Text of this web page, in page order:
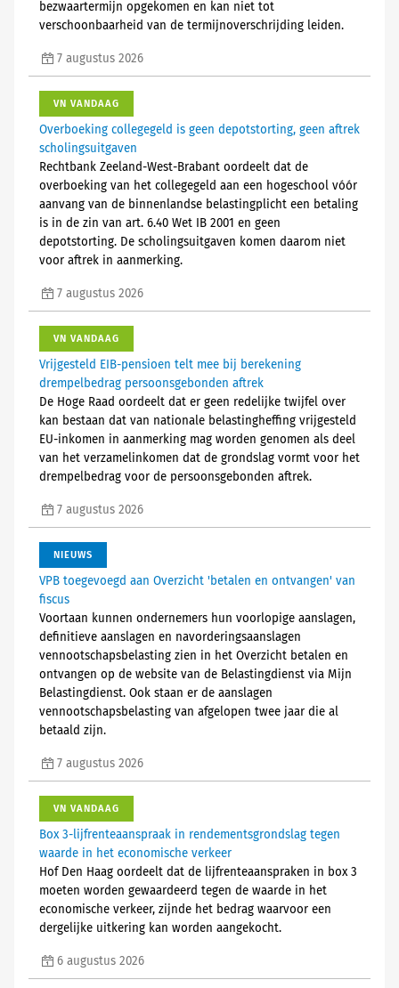
bezwaartermijn opgekomen en kan niet tot
verschoonbaarheid van de termijnoverschrijding leiden.
7 augustus 2026
VN VANDAAG
Overboeking collegegeld is geen depotstorting, geen aftrek
scholingsuitgaven
Rechtbank Zeeland-West-Brabant oordeelt dat de
overboeking van het collegegeld aan een hogeschool vóór
aanvang van de binnenlandse belastingplicht een betaling
is in de zin van art. 6.40 Wet IB 2001 en geen
depotstorting. De scholingsuitgaven komen daarom niet
voor aftrek in aanmerking.
7 augustus 2026
VN VANDAAG
Vrijgesteld EIB-pensioen telt mee bij berekening
drempelbedrag persoonsgebonden aftrek
De Hoge Raad oordeelt dat er geen redelijke twijfel over
kan bestaan dat van nationale belastingheffing vrijgesteld
EU-inkomen in aanmerking mag worden genomen als deel
van het verzamelinkomen dat de grondslag vormt voor het
drempelbedrag voor de persoonsgebonden aftrek.
7 augustus 2026
NIEUWS
VPB toegevoegd aan Overzicht 'betalen en ontvangen' van
fiscus
Voortaan kunnen ondernemers hun voorlopige aanslagen,
definitieve aanslagen en navorderingsaanslagen
vennootschapsbelasting zien in het Overzicht betalen en
ontvangen op de website van de Belastingdienst via Mijn
Belastingdienst. Ook staan er de aanslagen
vennootschapsbelasting van afgelopen twee jaar die al
betaald zijn.
7 augustus 2026
VN VANDAAG
Box 3-lijfrenteaanspraak in rendementsgrondslag tegen
waarde in het economische verkeer
Hof Den Haag oordeelt dat de lijfrenteaanspraken in box 3
moeten worden gewaardeerd tegen de waarde in het
economische verkeer, zijnde het bedrag waarvoor een
dergelijke uitkering kan worden aangekocht.
6 augustus 2026